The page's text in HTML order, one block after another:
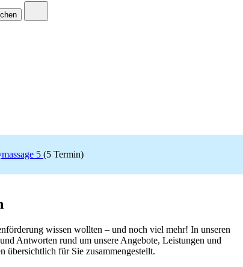
5 (5 Termin)
wissen wollten – und noch viel mehr! In unseren
Antworten rund um unsere Angebote, Leistungen und
übersichtlich für Sie zusammengestellt.